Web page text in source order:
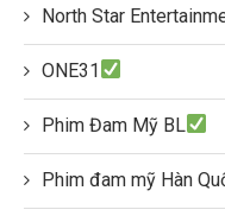
North Star
ONE31
Phim Đam Mỹ BL
Phim đam mỹ Hàn